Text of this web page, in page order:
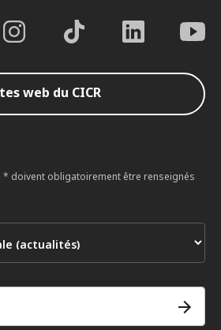
web du CICR
* doivent obligatoirement être renseignés